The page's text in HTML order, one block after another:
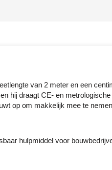
van 2 meter en een
hij draagt CE- en
op om makkelijk mee te
hulpmiddel voor